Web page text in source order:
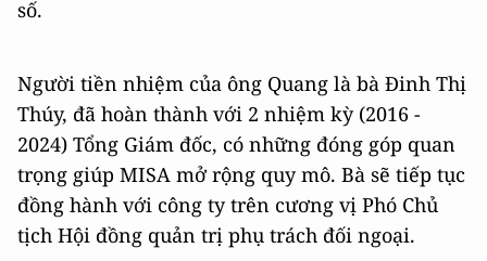
số.
Người tiền nhiệm của ông Quang là bà Đinh Thị
Thúy, đã hoàn thành với 2 nhiệm kỳ (2016 -
2024) Tổng Giám đốc, có những đóng góp quan
trọng giúp MISA mở rộng quy mô. Bà sẽ tiếp tục
đồng hành với công ty trên cương vị Phó Chủ
tịch Hội đồng quản trị phụ trách đối ngoại.